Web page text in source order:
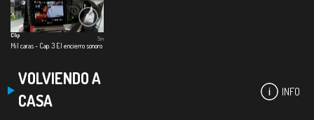
Clip
Mil caras - Cap. 3 El encierro sonoro
5m
VOLVIENDO A
CASA
INFO